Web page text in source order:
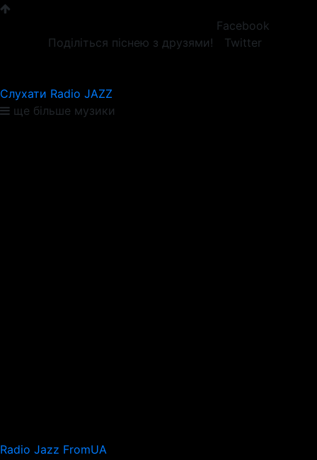
Поділіться піснею з друзями!
Facebook
Twitter
Слухати Radio JAZZ
ще більше музики
Radio Jazz FromUA